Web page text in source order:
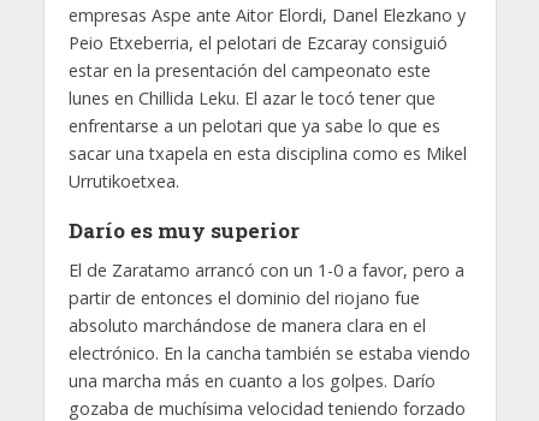
empresas Aspe ante Aitor Elordi, Danel Elezkano y
Peio Etxeberria, el pelotari de Ezcaray consiguió
estar en la presentación del campeonato este
lunes en Chillida Leku. El azar le tocó tener que
enfrentarse a un pelotari que ya sabe lo que es
sacar una txapela en esta disciplina como es Mikel
Urrutikoetxea.
Darío es muy superior
El de Zaratamo arrancó con un 1-0 a favor, pero a
partir de entonces el dominio del riojano fue
absoluto marchándose de manera clara en el
electrónico. En la cancha también se estaba viendo
una marcha más en cuanto a los golpes. Darío
gozaba de muchísima velocidad teniendo forzado